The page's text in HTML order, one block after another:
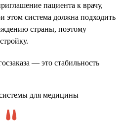
пациента к врачу,
этом система должна подходить
страны, поэтому
— это стабильность